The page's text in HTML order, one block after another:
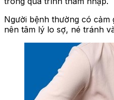
Người bệnh thường có cảm
nên tâm lý lo sợ, né tránh